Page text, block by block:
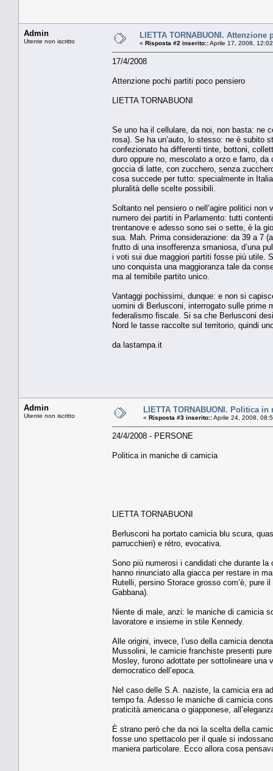
Admin
Utente non iscritto
LIETTA TORNABUONI.
« Risposta #2 inserito::Aprile 17, 2008,
17/4/2008
Attenzione pochi partiti poco pensiero
LIETTA TORNABUONI
Se uno ha il cellulare, da noi, non basta: ne
rosa). Se ha un’auto, lo stesso: ne è subito
confezionato ha differenti tinte, bottoni,
duro oppure no, mescolato a orzo e farro,
goccia di latte, con zucchero, senza
cosa succede per tutto: specialmente in
pluralità delle scelte possibili.
Soltanto nel pensiero o nell’agire politici
numero dei partiti in Parlamento: tutti
trentanove e adesso sono sei o sette, è la
sua. Mah. Prima considerazione: da 39 a 7
frutto di una insofferenza smaniosa, d’una
i voti sui due maggiori partiti fosse più utile.
uno conquista una maggioranza tale da
ma al temibile partito unico.
Vantaggi pochissimi, dunque: e non si
uomini di Berlusconi, interrogato sulle prime
federalismo fiscale. Si sa che Berlusconi
Nord le tasse raccolte sul territorio, quindi
da lastampa.it
Admin
Utente non iscritto
LIETTA TORNABUONI. Politica
« Risposta #3 inserito::Aprile 24, 2008,
24/4/2008 - PERSONE
Politica in maniche di camicia
LIETTA TORNABUONI
Berlusconi ha portato camicia blu scura,
parrucchieri) e rétro, evocativa.
Sono più numerosi i candidati che durante
hanno rinunciato alla giacca per restare in
Rutelli, persino Storace grosso com’è, pure
Gabbana).
Niente di male, anzi: le maniche di camicia
lavoratore e insieme in stile Kennedy.
Alle origini, invece, l’uso della camicia
Mussolini, le camicie franchiste presenti
Mosley, furono adottate per sottolineare
democratico dell’epoca.
Nel caso delle S.A. naziste, la camicia era
tempo fa. Adesso le maniche di camicia
praticità americana o giapponese,
È strano però che da noi la scelta della
fosse uno spettacolo per il quale si
maniera particolare. Ecco allora cosa